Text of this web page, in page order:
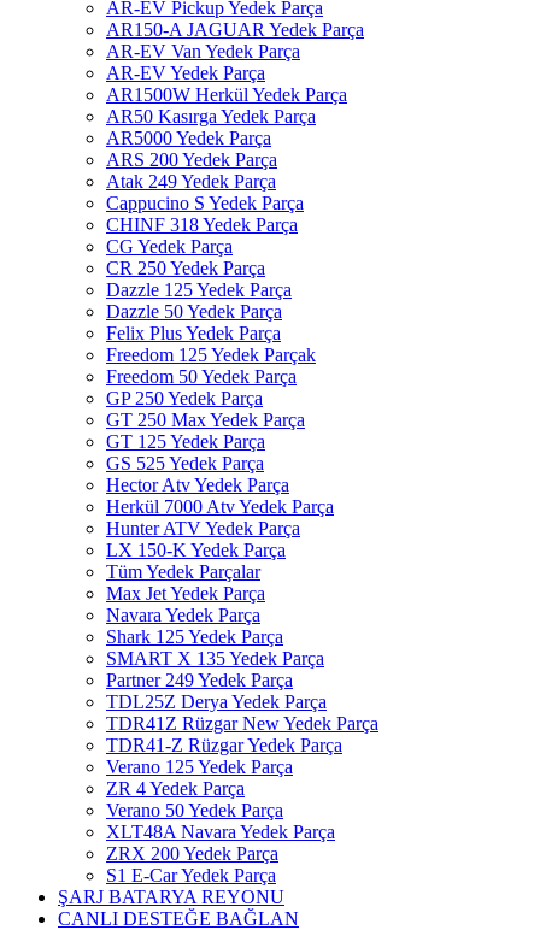
AR-EV Pickup Yedek Parça
AR150-A JAGUAR Yedek Parça
AR-EV Van Yedek Parça
AR-EV Yedek Parça
AR1500W Herkül Yedek Parça
AR50 Kasırga Yedek Parça
AR5000 Yedek Parça
ARS 200 Yedek Parça
Atak 249 Yedek Parça
Cappucino S Yedek Parça
CHINF 318 Yedek Parça
CG Yedek Parça
CR 250 Yedek Parça
Dazzle 125 Yedek Parça
Dazzle 50 Yedek Parça
Felix Plus Yedek Parça
Freedom 125 Yedek Parçak
Freedom 50 Yedek Parça
GP 250 Yedek Parça
GT 250 Max Yedek Parça
GT 125 Yedek Parça
GS 525 Yedek Parça
Hector Atv Yedek Parça
Herkül 7000 Atv Yedek Parça
Hunter ATV Yedek Parça
LX 150-K Yedek Parça
Tüm Yedek Parçalar
Max Jet Yedek Parça
Navara Yedek Parça
Shark 125 Yedek Parça
SMART X 135 Yedek Parça
Partner 249 Yedek Parça
TDL25Z Derya Yedek Parça
TDR41Z Rüzgar New Yedek Parça
TDR41-Z Rüzgar Yedek Parça
Verano 125 Yedek Parça
ZR 4 Yedek Parça
Verano 50 Yedek Parça
XLT48A Navara Yedek Parça
ZRX 200 Yedek Parça
S1 E-Car Yedek Parça
ŞARJ BATARYA REYONU
CANLI DESTEĞE BAĞLAN